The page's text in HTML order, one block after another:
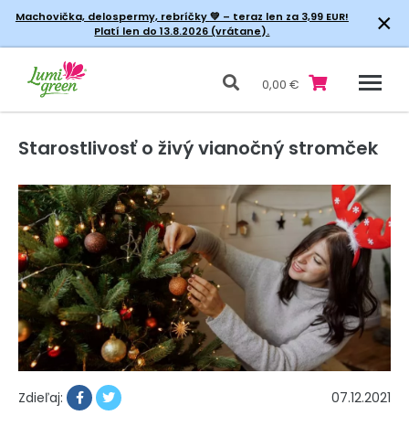
Machovička, delospermy, rebríčky💚 – teraz len za 3,99 EUR!
Platí len do 13.8.2026 (vrátane).
×
0,00 €
Starostlivosť o živý vianočný stromček
Zdieľaj: 07.12.2021